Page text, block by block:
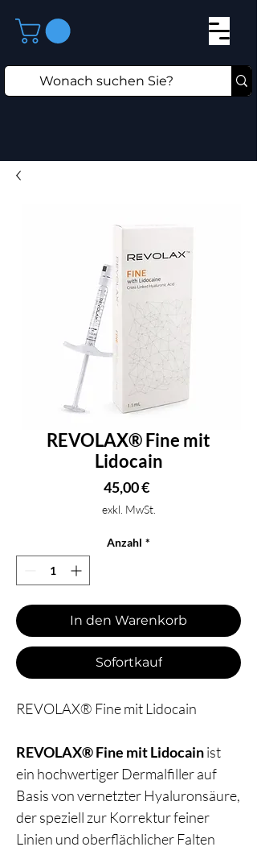
REVOLAX® Fine mit
Lidocain
45,00 €Preis
exkl. MwSt.
Anzahl *
In den Warenkorb
Sofortkauf
REVOLAX® Fine mit Lidocain
REVOLAX® Fine mit Lidocainist
ein hochwertiger Dermalfiller auf
Basis von vernetzter Hyaluronsäure,
der speziell zur Korrektur feiner
Linien und oberflächlicher Falten